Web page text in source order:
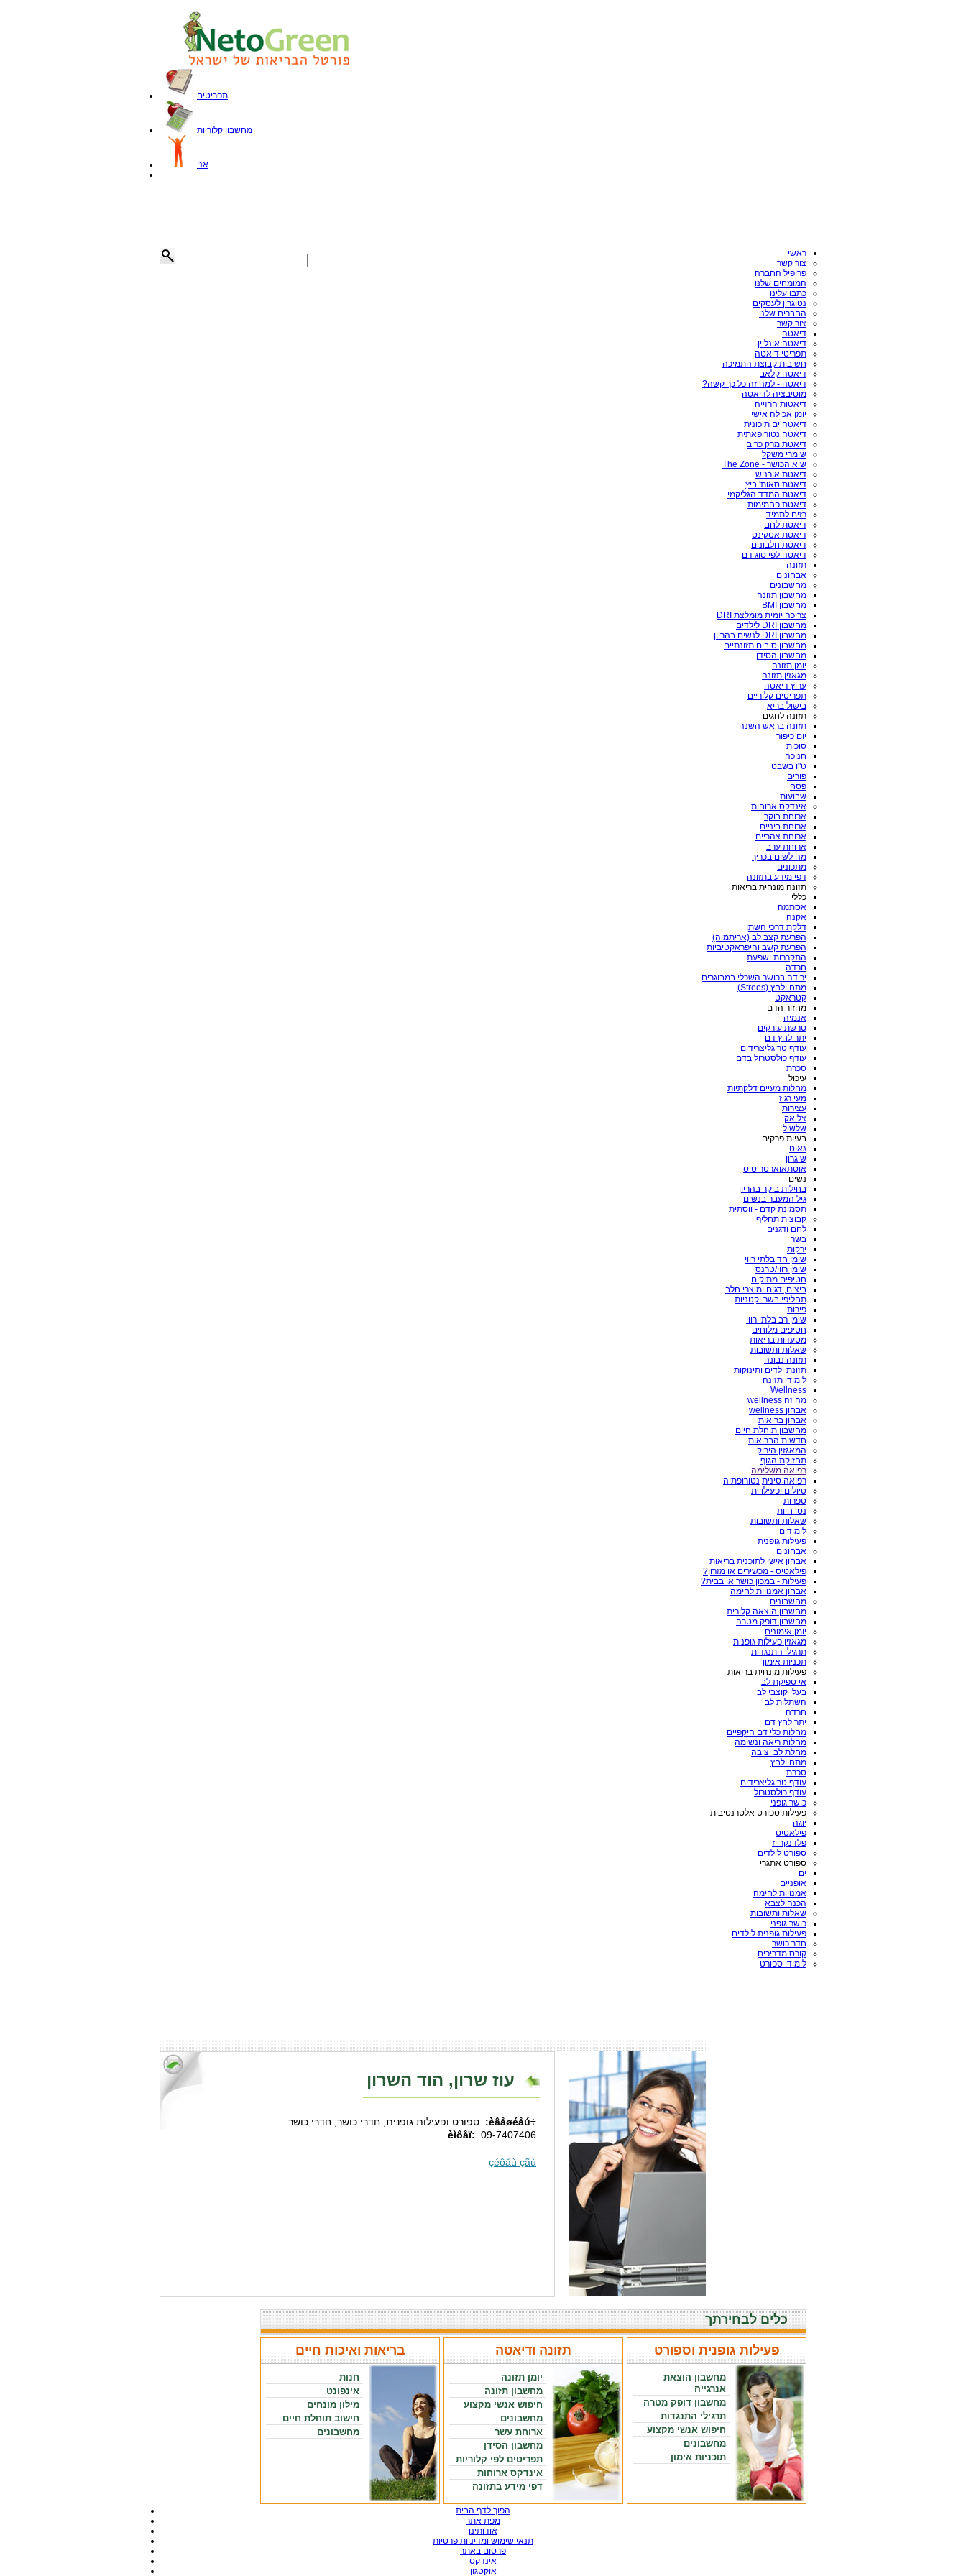
תפריטים
מחשבון קלוריות
אני
ראשי
צור קשר
פרופיל החברה
המומחים שלנו
כתבו עלינו
נטוגרין לעסקים
החברים שלנו
צור קשר
דיאטה
דיאטה אונליין
תפריטי דיאטה
חשיבות קבוצת התמיכה
דיאטה קלאב
דיאטה - למה זה כל כך קשה?
מוטיבציה לדיאטה
דיאטות הרזייה
יומן אכילה אישי
דיאטה ים תיכונית
דיאטה נטורופאתית
דיאטת מרק כרוב
שומרי משקל
שיא הכושר - The Zone
דיאטת אורניש
דיאטת סאות' ביץ
דיאטת המדד הגליקמי
דיאטת פחמימות
רזים לתמיד
דיאטת לחם
דיאטת אטקינס
דיאטת חלבונים
דיאטה לפי סוג דם
תזונה
אבחונים
מחשבונים
מחשבון תזונה
מחשבון BMI
צריכה יומית מומלצת DRI
מחשבון DRI לילדים
מחשבון DRI לנשים בהריון
מחשבון סיבים תזונתיים
מחשבון הסידן
יומן תזונה
מגאזין תזונה
ערוץ דיאטה
תפריטים קלוריים
בישול בריא
תזונה לחגים
תזונה בראש השנה
יום כיפור
סוכות
חנוכה
ט"ו בשבט
פורים
פסח
שבועות
אינדקס ארוחות
ארוחת בוקר
ארוחת ביניים
ארוחת צהריים
ארוחת ערב
מה לשים בכריך
מתכונים
דפי מידע בתזונה
תזונה מונחית בריאות
כללי
אסתמה
אקנה
דלקת דרכי השתן
הפרעת קצב לב (אריתמיה)
הפרעת קשב והיפראקטיביות
התקררות ושפעת
חרדה
ירידה בכושר השכלי במבוגרים
מתח ולחץ (Strees)
קטראקט
מחזור הדם
אנמיה
טרשת עורקים
יתר לחץ דם
עודף טריגליצרידים
עודף כולסטרול בדם
סכרת
עיכול
מחלות מעיים דלקתיות
מעי רגיז
עצירות
צליאק
שלשול
בעיות פרקים
גאוט
שיגרון
אוסתאוארטריטיס
נשים
בחילות בוקר בהריון
גיל המעבר בנשים
תסמונת קדם - ווסתית
קבוצות תחליף
לחם ודגנים
בשר
ירקות
שומן חד בלתי רווי
שומן רווי/טרנס
חטיפים מתוקים
ביצים, דגים ומוצרי חלב
תחליפי בשר וקטניות
פירות
שומן רב בלתי רווי
חטיפים מלוחים
מסעדות בריאות
שאלות ותשובות
תזונה נבונה
תזונת ילדים ותינוקות
לימודי תזונה
Wellness
מה זה wellness
אבחון wellness
אבחון בריאות
מחשבון תוחלת חיים
חדשות הבריאות
המאגזין הירוק
תחזוקת הגוף
רפואה משלימה
רפואה סינית נטורופתיה
טיולים ופעילויות
ספרות
נטו חיות
שאלות ותשובות
לימודים
פעילות גופנית
אבחונים
אבחון אישי לתוכנית בריאות
פילאטיס - מכשירים או מזרון?
פעילות - במכון כושר או בבית?
אבחון אמנויות לחימה
מחשבונים
מחשבון הוצאה קלורית
מחשבון דופק מטרה
יומן אימונים
מגאזין פעילות גופנית
תרגילי התנגדות
תכניות אימון
פעילות מונחית בריאות
אי ספיקת לב
בעלי קוצבי לב
השתלות לב
חרדה
יתר לחץ דם
מחלות כלי דם היקפיים
מחלות ריאה ונשימה
מחלת לב יציבה
מתח ולחץ
סכרת
עודף טריגליצרידים
עודף כולסטרול
כושר גופני
פעילות ספורט אלטרנטיבית
יוגה
פילאטיס
פלדנקרייז
ספורט לילדים
ספורט אתגרי
ים
אופניים
אמנויות לחימה
הכנה לצבא
שאלות ותשובות
כושר גופני
פעילות גופנית לילדים
חדר כושר
קורס מדריכים
לימודי ספורט
עוז שרון, הוד השרון
÷èâåøéåú:
ספורט ופעילות גופנית, חדרי כושר, חדרי כושר
èìôåï: 09-7407406
çéôåù çãù
כלים לבחירתך
פעילות גופנית וספורט
מחשבון הוצאת
אנרגייה
מחשבון דופק מטרה
תרגילי התנגדות
חיפוש אנשי מקצוע
מחשבונים
תוכניות אימון
תזונה ודיאטה
יומן תזונה
מחשבון תזונה
חיפוש אנשי מקצוע
מחשבונים
ארוחת עשר
מחשבון הסידן
תפריטים לפי קלוריות
אינדקס ארוחות
דפי מידע בתזונה
בריאות ואיכות חיים
חנות
אינפונט
מילון מונחים
חישוב תוחלת חיים
מחשבונים
הפוך לדף הבית
מפת אתר
אודותינו
תנאי שימוש ומדיניות פרטיות
פרסום באתר
אינדקס
אוקטגון